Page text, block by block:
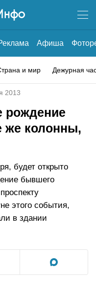
Афиша
и мир Дежурная
2013
рождение
же колонны,
будет открыто
бывшего
этого события,
в здании